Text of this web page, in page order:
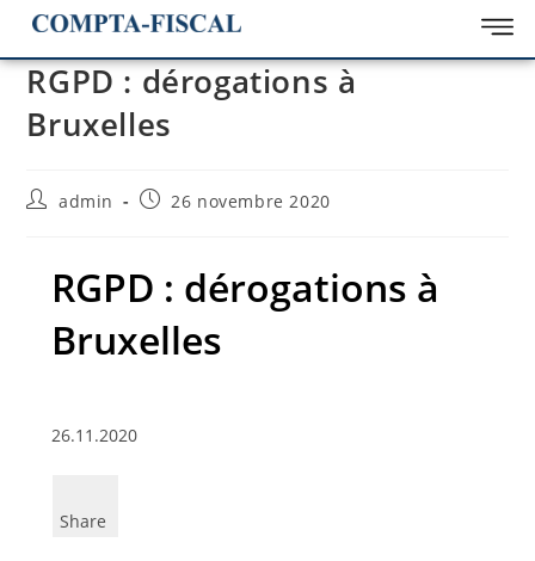
RGPD : dérogations à
Bruxelles
admin 26 novembre 2020
RGPD : dérogations à
Bruxelles
26.11.2020
Share